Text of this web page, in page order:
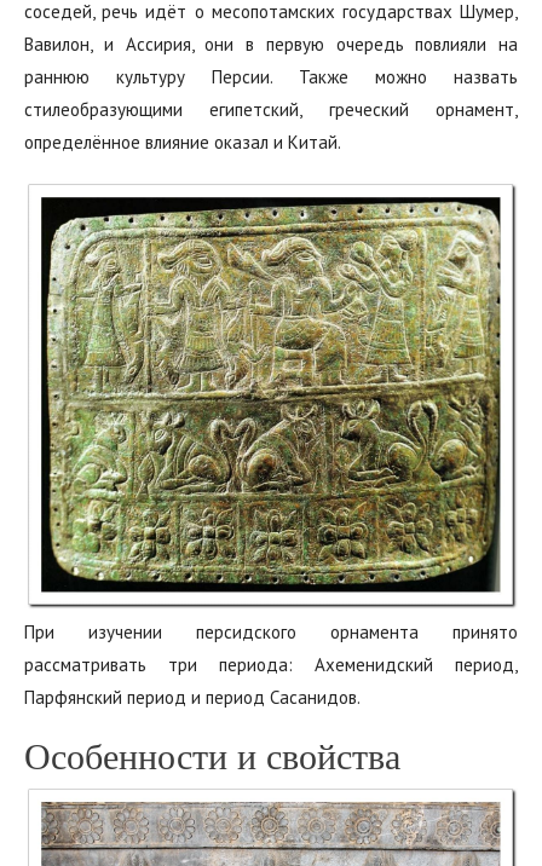
соседей, речь идёт о месопотамских государствах Шумер,‭
‬Вавилон,‭ ‬и Ассирия, они в первую очередь повлияли на
раннюю культуру Персии.‭ Также можно назвать
стилеобразующими египетский, греческий орнамент,
определённое влияние оказал и Китай.
При изучении персидского орнамента принято
рассматривать три периода:‭ ‬Ахеменидский‭ ‬период,‭
‬Парфянский период и период‭ ‬Сасанидов.
Особенности и свойства